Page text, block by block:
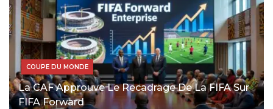
COUPE DU MONDE
La CAF Approuve Le Recadrage De La FIFA Sur
FIFA Forward